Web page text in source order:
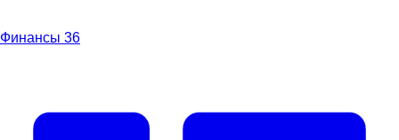
Финансы 36